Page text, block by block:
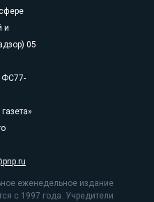
и
05
ФС77-
еженедельное издание
с 1997 года. Учредители